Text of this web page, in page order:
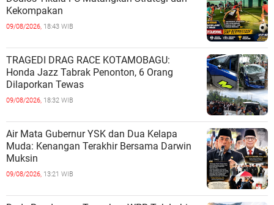
Kekompakan
09/08/2026, 18:43 WIB
TRAGEDI DRAG RACE KOTAMOBAGU:
Honda Jazz Tabrak Penonton, 6 Orang
Dilaporkan Tewas
09/08/2026, 18:32 WIB
Air Mata Gubernur YSK dan Dua Kelapa
Muda: Kenangan Terakhir Bersama Darwin
Muksin
09/08/2026, 13:21 WIB